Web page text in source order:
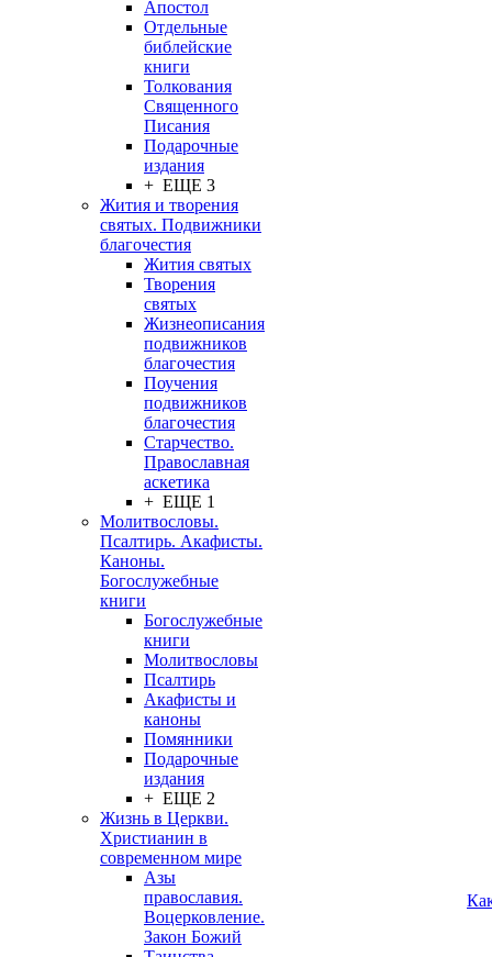
Апостол
Отдельные
библейские
книги
Толкования
Священного
Писания
Подарочные
издания
+ ЕЩЕ 3
Жития и творения
святых. Подвижники
благочестия
Жития святых
Творения
святых
Жизнеописания
подвижников
благочестия
Поучения
подвижников
благочестия
Старчество.
Православная
аскетика
+ ЕЩЕ 1
Молитвословы.
Псалтирь. Акафисты.
Каноны.
Богослужебные
книги
Богослужебные
книги
Молитвословы
Псалтирь
Акафисты и
каноны
Помянники
Подарочные
издания
+ ЕЩЕ 2
Жизнь в Церкви.
Христианин в
современном мире
Азы
православия.
Воцерковление.
Закон Божий